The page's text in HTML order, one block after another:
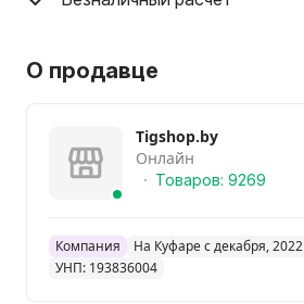
О продавце
Tigshop.by
Онлайн
Товаров: 9269
Компания На Куфаре с декабря, 2022
УНП: 193836004